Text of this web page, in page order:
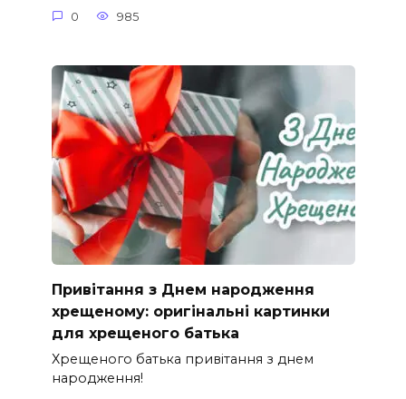
0 985
Привітання з Днем народження
хрещеному: оригінальні картинки
для хрещеного батька
Хрещеного батька привітання з днем
народження!